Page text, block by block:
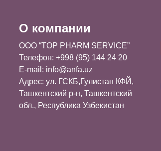
О компании
OOO “TOP PHARM SERVICE”
Телефон: +998 (95) 144 24 20
E-mail: info@anfa.uz
Адрес: ул. ГСКБ,Гулистан КФЙ,
Ташкентский р-н, Ташкентский
обл., Республика Узбекистан